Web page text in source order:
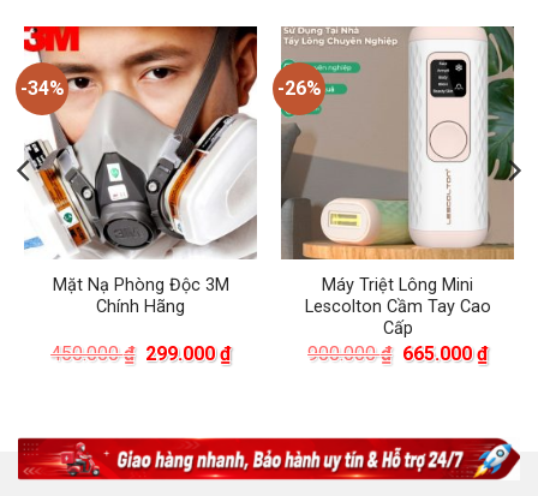
-34%
Mặt Nạ Phòng Độc 3M
Chính Hãng
450.000₫ Giá
299.000₫Giá
hiện
-26%
Máy Triệt Lông Mini
Lescolton Cầm Tay Cao
Cấp
900.000₫ Giá
665.000₫Giá
hiện